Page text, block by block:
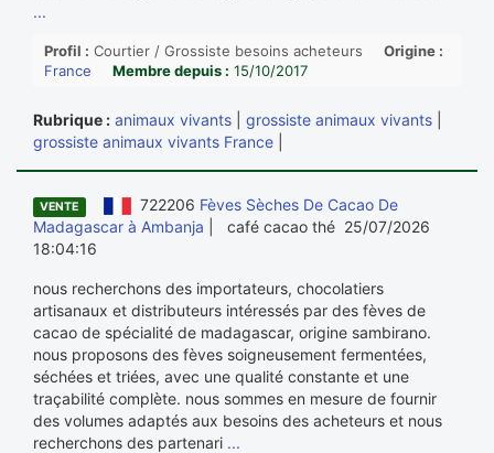
...
Profil : Courtier / Grossiste besoins acheteurs
Origine :
France
Membre depuis : 15/10/2017
Rubrique : animaux vivants grossiste animaux vivants
grossiste animaux vivants France
VENTE 722206 Fèves Sèches De Cacao De
Madagascar à Ambanja | café cacao thé 25/07/2026
18:04:16
nous recherchons des importateurs, chocolatiers
artisanaux et distributeurs intéressés par des fèves de
cacao de spécialité de madagascar, origine sambirano.
nous proposons des fèves soigneusement fermentées,
séchées et triées, avec une qualité constante et une
traçabilité complète. nous sommes en mesure de fournir
des volumes adaptés aux besoins des acheteurs et nous
recherchons des partenari ...